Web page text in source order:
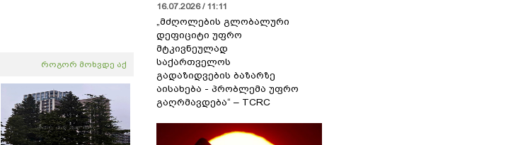
როგორ მოხვდე აქ
16.07.2026 / 11:11
„მძღოლების გლობალური
დეფიციტი უფრო
მტკივნეულად
საქართველოს
გადაზიდვების ბაზარზე
აისახება - პრობლემა უფრო
გაღრმავდება“ – TCRC